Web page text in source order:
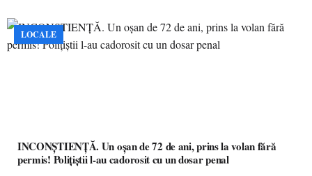
LOCALE
INCONȘTIENȚĂ. Un oșan de 72 de ani, prins la volan fără
permis! Polițiștii l-au cadorosit cu un dosar penal